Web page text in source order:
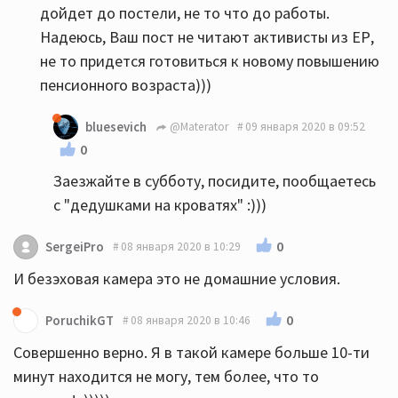
дойдет до постели, не то что до работы.
Надеюсь, Ваш пост не читают активисты из ЕР,
не то придется готовиться к новому повышению
пенсионного возраста)))
bluesevich @Materator 09 января 2020 в 09:52
0
Заезжайте в субботу, посидите, пообщаетесь
с "дедушками на кроватях" :)))
SergeiPro 08 января 2020 в 10:29 0
И безэховая камера это не домашние условия.
PoruchikGT 08 января 2020 в 10:46 0
Совершенно верно. Я в такой камере больше 10-ти
минут находится не могу, тем более, что то